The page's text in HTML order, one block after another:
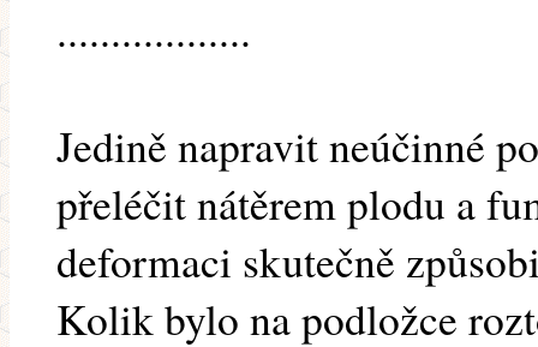
..................
Jedině napravit neúčinné
přeléčit nátěrem plodu a
deformaci skutečně
Kolik bylo na podložce